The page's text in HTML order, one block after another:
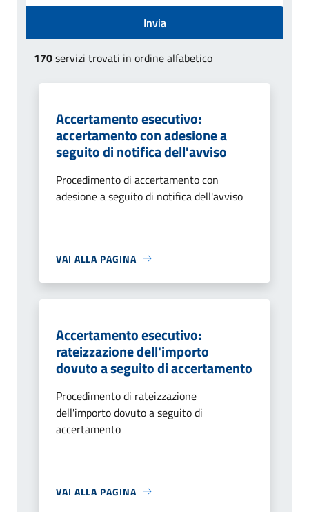
Invia
170servizi trovati in ordine alfabetico
Accertamento esecutivo:
accertamento con adesione a
seguito di notifica dell'avviso
Procedimento di accertamento con
adesione a seguito di notifica dell'avviso
VAI ALLA PAGINA
Accertamento esecutivo:
rateizzazione dell'importo
dovuto a seguito di accertamento
Procedimento di rateizzazione
dell'importo dovuto a seguito di
accertamento
VAI ALLA PAGINA